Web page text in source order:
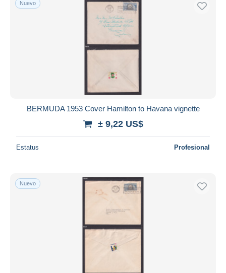
Sólo con descuento
Deseleccionar todo
Mundo entero
Aplicar
Nuevo
BERMUDA 1953 Cover Hamilton to Havana vignette
± 9,22 US$
Estatus Profesional
Nuevo